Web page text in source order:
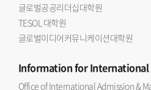
글로벌공공리더십대학원
TESOL 대학원
글로벌미디어커뮤니케이션대학원
Informationfor
Office of International Admission &